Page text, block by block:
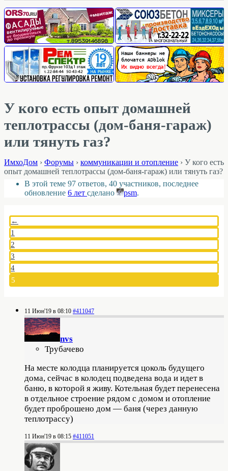
У кого есть опыт домашней
теплотрассы (дом-баня-гараж)
или тянуть газ?
ИмхоДом › Форумы › коммуникации и отопление › У кого есть
опыт домашней теплотрассы (дом-баня-гараж) или тянуть газ?
В этой теме 97 ответов, 40 участников, последнее
обновление 6 лет сделано psm.
←
1
2
3
4
5
11 Июн'19 в 08:10 #411047
nvs
Трубачево
На месте колодца планируется цоколь будущего
дома, сейчас в колодец подведена вода и идет в
баню, в которой я живу. Котельная будет перенесена
в отдельное строение рядом с домом и отопление
будет проброшено дом — баня (через данную
теплотрассу)
11 Июн'19 в 08:15 #411051